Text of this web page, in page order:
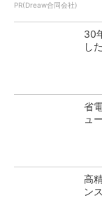
PR(Dreaw合同会社)
30
し
省
ュ
高
ン